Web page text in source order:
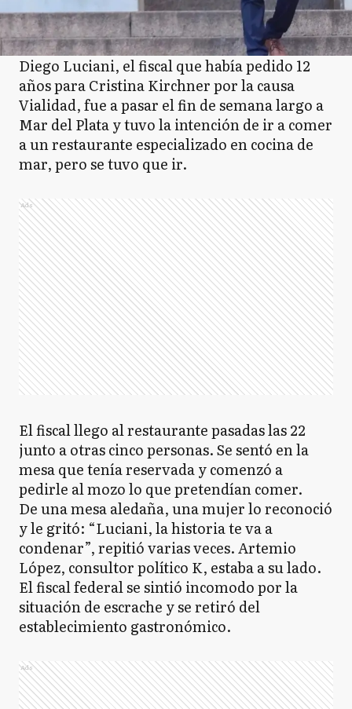
Diego Luciani, el fiscal que había pedido 12
años para Cristina Kirchner por la causa
Vialidad, fue a pasar el fin de semana largo a
Mar del Plata y tuvo la intención de ir a comer
a un restaurante especializado en cocina de
mar, pero se tuvo que ir.
Ads
El fiscal llego al restaurante pasadas las 22
junto a otras cinco personas. Se sentó en la
mesa que tenía reservada y comenzó a
pedirle al mozo lo que pretendían comer.
De una mesa aledaña, una mujer lo reconoció
y le gritó: “Luciani, la historia te va a
condenar”, repitió varias veces. Artemio
López, consultor político K, estaba a su lado.
El fiscal federal se sintió incomodo por la
situación de escrache y se retiró del
establecimiento gastronómico.
Ads